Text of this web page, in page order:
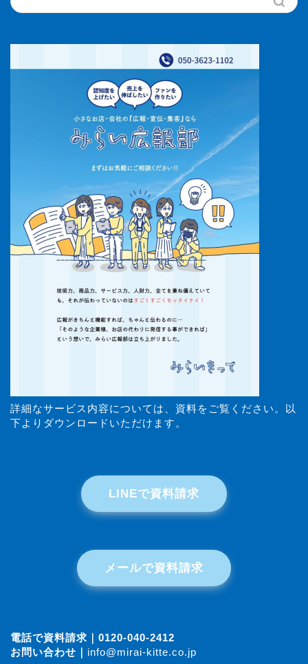
詳細なサービス内容については、資料をご覧ください。以
下よりダウンロードいただけます。
LINEで資料請求
メールで資料請求
電話で資料請求｜ 0120-040-2412
お問い合わせ｜ info@mirai-kitte.co.jp